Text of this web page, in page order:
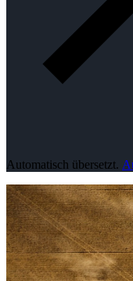
Automatisch übersetzt.